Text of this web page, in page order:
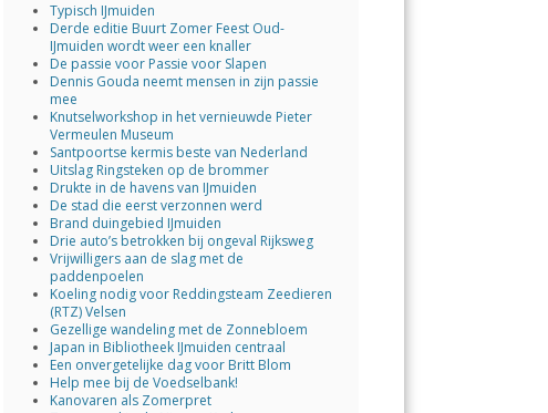
Typisch IJmuiden
Derde editie Buurt Zomer Feest Oud-
IJmuiden wordt weer een knaller
De passie voor Passie voor Slapen
Dennis Gouda neemt mensen in zijn passie
mee
Knutselworkshop in het vernieuwde Pieter
Vermeulen Museum
Santpoortse kermis beste van Nederland
Uitslag Ringsteken op de brommer
Drukte in de havens van IJmuiden
De stad die eerst verzonnen werd
Brand duingebied IJmuiden
Drie auto’s betrokken bij ongeval Rijksweg
Vrijwilligers aan de slag met de
paddenpoelen
Koeling nodig voor Reddingsteam Zeedieren
(RTZ) Velsen
Gezellige wandeling met de Zonnebloem
Japan in Bibliotheek IJmuiden centraal
Een onvergetelijke dag voor Britt Blom
Help mee bij de Voedselbank!
Kanovaren als Zomerpret